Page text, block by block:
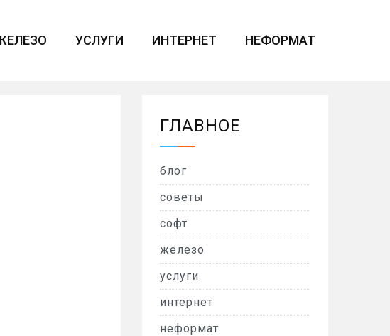
УСЛУГИ ИНТЕРНЕТ НЕФОРМАТ
ГЛАВНОЕ
блог
советы
софт
железо
услуги
интернет
неформат